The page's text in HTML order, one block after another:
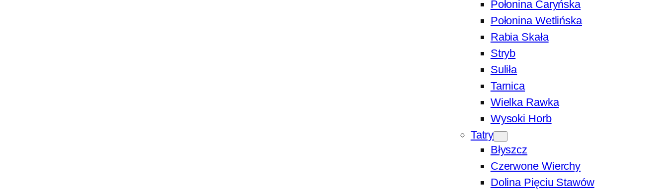
Połonina Caryńska
Połonina Wetlińska
Rabia Skała
Stryb
Suliła
Tarnica
Wielka Rawka
Wysoki Horb
Tatry
Błyszcz
Czerwone Wierchy
Dolina Pięciu Stawów